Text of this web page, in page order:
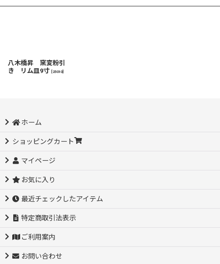
八木橋昇 窯変粉引
き リム皿9寸
25010]
ホーム
ショッピングカート
マイページ
お気に入り
最近チェックしたアイテム
特定商取引法表示
ご利用案内
お問い合わせ